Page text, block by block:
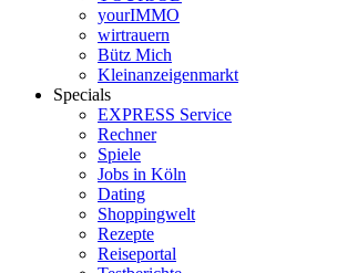
yourIMMO
wirtrauern
Bütz Mich
Kleinanzeigenmarkt
Specials
EXPRESS Service
Rechner
Spiele
Jobs in Köln
Dating
Shoppingwelt
Rezepte
Reiseportal